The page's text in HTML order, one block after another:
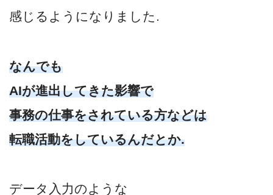
感じるようになりました.
なんでも
AIが進出してきた影響で
事務の仕事をされている方などは
転職活動をしているんだとか.
データ入力のような